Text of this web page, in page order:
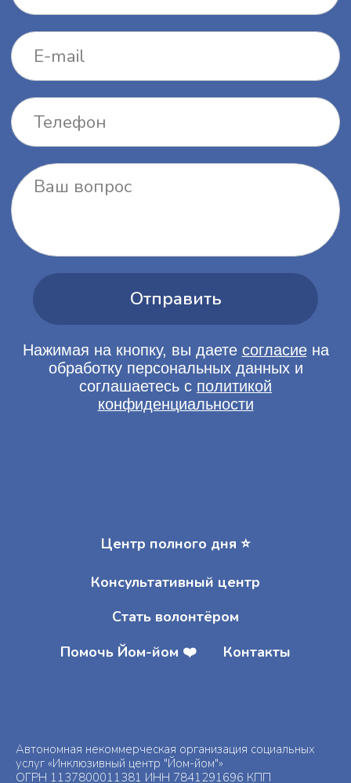
Центр полного дня ⭐️
Консультативный центр
Стать волонтёром
Помочь Йом-йом ❤️
Контакты
Автономная некоммерческая организация социальных
услуг «Инклюзивный центр "Йом-йом"»
ОГРН 1137800011381 ИНН 7841291696 КПП